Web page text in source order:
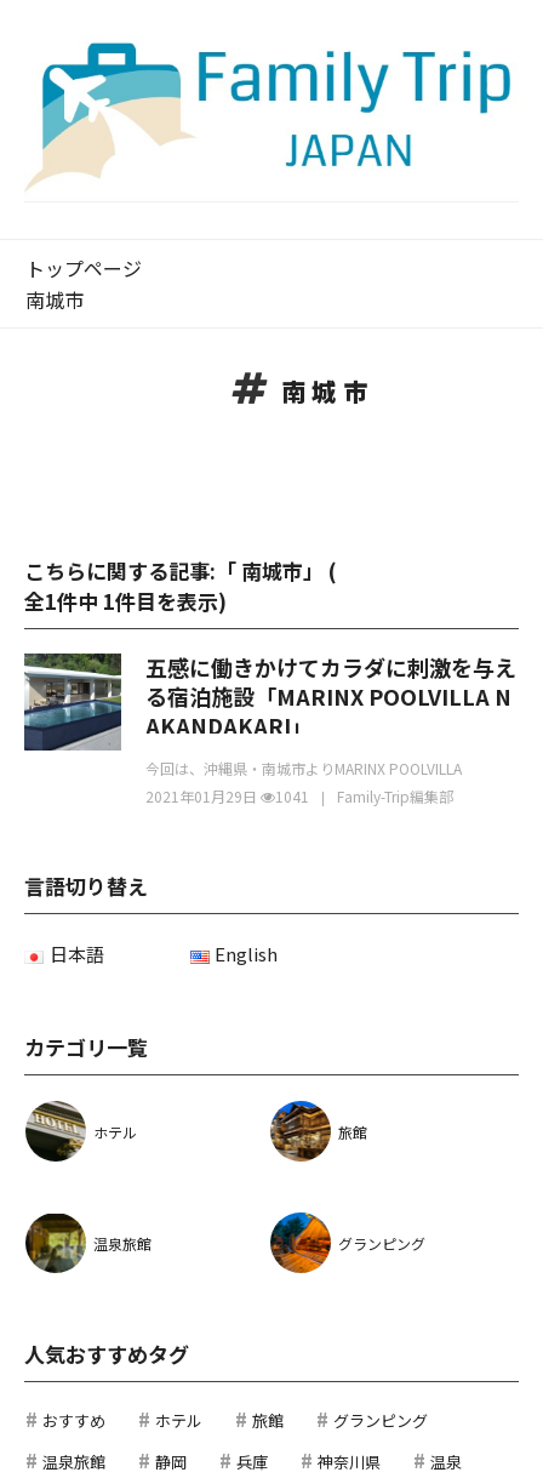
トップページ
南城市
南城市
こちらに関する記事:「 南城市」 (
全1件中 1件目を表示)
五感に働きかけてカラダに刺激を与え
る宿泊施設「MARINX POOLVILLA N
AKANDAKARI」
今回は、沖縄県・南城市よりMARINX POOLVILLA
NAKANDAKARIについて紹介してい
2021年01月29日 1041 Family-Trip編集部
言語切り替え
日本語 English
カテゴリ一覧
ホテル 旅館
温泉旅館 グランピング
人気おすすめタグ
おすすめ ホテル 旅館
グランピング
温泉旅館
静岡 兵庫 神奈川県
温泉